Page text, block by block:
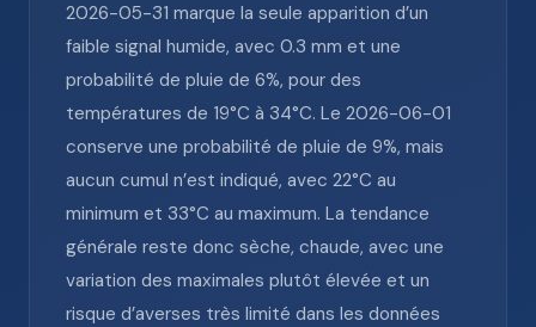
2026-05-31 marque la seule apparition d’un
faible signal humide, avec 0.3 mm et une
probabilité de pluie de 6%, pour des
températures de 19°C à 34°C. Le 2026-06-01
conserve une probabilité de pluie de 9%, mais
aucun cumul n’est indiqué, avec 22°C au
minimum et 33°C au maximum. La tendance
générale reste donc sèche, chaude, avec une
variation des maximales plutôt élevée et un
risque d’averses très limité dans les données